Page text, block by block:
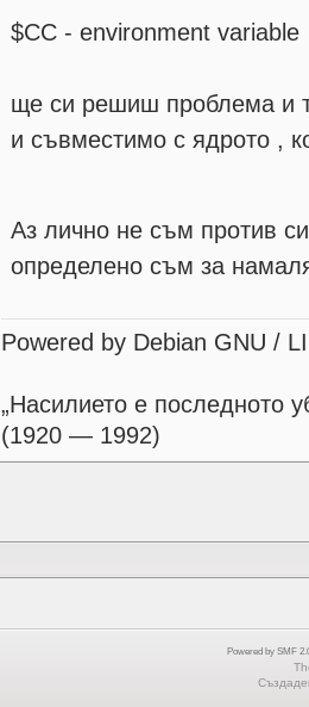
$CC - environment variable
ще си решиш проблема и
и съвместимо с ядрото ,
Аз лично не съм против
определено съм за
Powered by Debian GNU /
„Насилието е последното
(1920 — 1992)
Powered by SMF